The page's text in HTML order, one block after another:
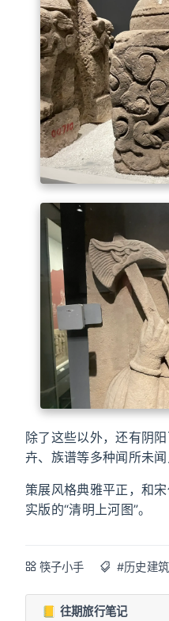
除了这些以外，还有阴
卉、族谱等多种闻所未闻
策展风格典雅平正，和
实版的“清明上河图”。
筷子小手 #历史建筑
📒 往期旅行笔记